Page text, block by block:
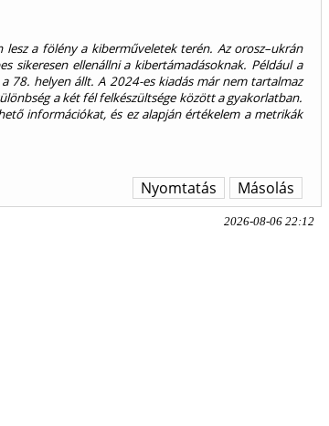
a fölény a kiber­műveletek terén. Az orosz–ukrán
sikeresen ellenállni a kibertámadásoknak. Például a
78. helyen állt. A 2024-es kiadás már nem tartalmaz
a két fél felkészültsége között a gyakorlatban.
információkat, és ez alapján értékelem a metrikák
Másolás
Nyomtatás
2026-08-06 22:12